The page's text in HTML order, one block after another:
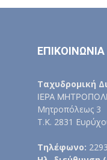
ΕΠΙΚΟΙΝΩΝΙΑ
Ταχυδρομική
ΙΕΡΑ
Μητροπόλεως 3
Τ.Κ. 2831
Τηλέφωνο: